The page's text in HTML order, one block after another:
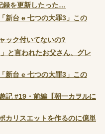
録を更新したった…
新台 e 七つの大罪3」この
ック付いてないの?
と言われたお父さん、グレ
新台 e 七つの大罪3」この
記 #19・前編【朝一カヲルに
カリスエットを作るのに億単